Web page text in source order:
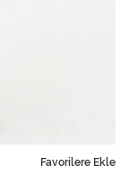
Favorilere Ekle